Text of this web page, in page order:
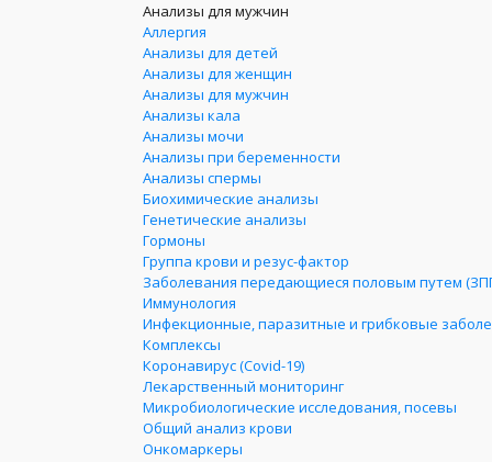
Анализы для мужчин
Аллергия
Анализы для детей
Анализы для женщин
Анализы для мужчин
Анализы кала
Анализы мочи
Анализы при беременности
Анализы спермы
Биохимические анализы
Генетические анализы
Гормоны
Группа крови и резус-фактор
Заболевания передающиеся половым путем
Иммунология
Инфекционные, паразитные и грибковые
Комплексы
Коронавирус (Covid-19)
Лекарственный мониторинг
Микробиологические исследования, посевы
Общий анализ крови
Онкомаркеры